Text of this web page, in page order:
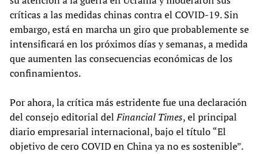
críticas a las medidas chinas contra el COVID-19. Sin
embargo, está en marcha un giro que probablemente se
intensificará en los próximos días y semanas, a medida
que aumenten las consecuencias económicas de los
confinamientos.
Por ahora, la crítica más estridente fue una declaración
del consejo editorial delFinancial Times, el principal
diario empresarial internacional, bajo el título “El
objetivo de cero COVID en China ya no es sostenible”.